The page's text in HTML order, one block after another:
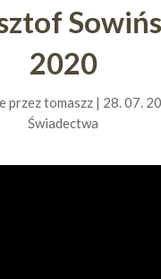
2020
przeztomaszz| 28. 07.
Świadectwa